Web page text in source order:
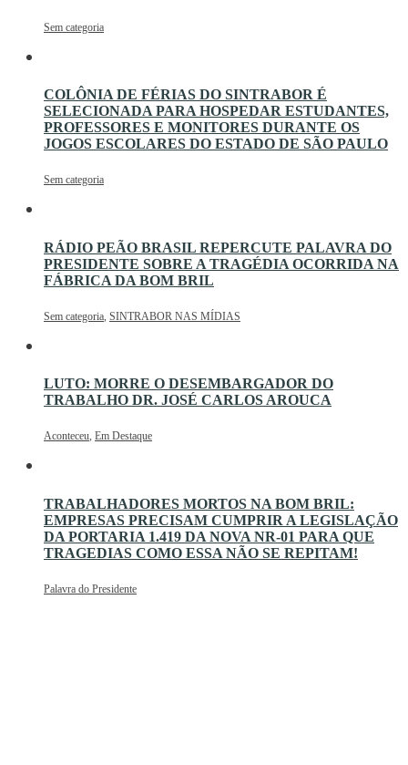
Sem categoria
COLÔNIA DE FÉRIAS DO SINTRABOR É
SELECIONADA PARA HOSPEDAR ESTUDANTES,
PROFESSORES E MONITORES DURANTE OS
JOGOS ESCOLARES DO ESTADO DE SÃO PAULO
Sem categoria
RÁDIO PEÃO BRASIL REPERCUTE PALAVRA DO
PRESIDENTE SOBRE A TRAGÉDIA OCORRIDA NA
FÁBRICA DA BOM BRIL
Sem categoria, SINTRABOR NAS MÍDIAS
LUTO: MORRE O DESEMBARGADOR DO
TRABALHO DR. JOSÉ CARLOS AROUCA
Aconteceu, Em Destaque
TRABALHADORES MORTOS NA BOM BRIL:
EMPRESAS PRECISAM CUMPRIR A LEGISLAÇÃO
DA PORTARIA 1.419 DA NOVA NR-01 PARA QUE
TRAGEDIAS COMO ESSA NÃO SE REPITAM!
Palavra do Presidente